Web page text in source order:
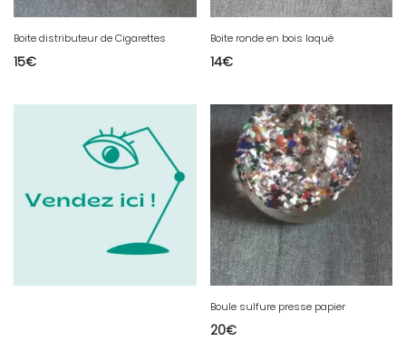
Boite distributeur de Cigarettes
15€
Boite ronde en bois laqué
14€
Boule sulfure presse papier
20€